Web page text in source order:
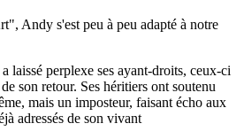
Andy s'est peu à peu adapté à notre
laissé perplexe ses ayant-droits, ceux-ci
son retour. Ses héritiers ont soutenu
mais un imposteur, faisant écho aux
adressés de son vivant